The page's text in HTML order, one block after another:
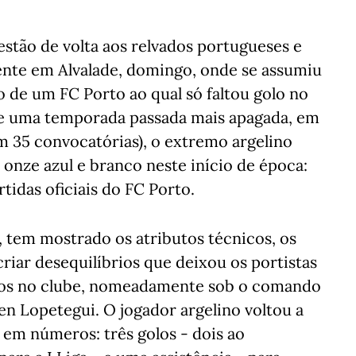
de volta aos relvados portugueses e
em Alvalade, domingo, onde se assumiu
um FC Porto ao qual só faltou golo no
temporada passada mais apagada, em
35 convocatórias), o extremo argelino
azul e branco neste início de época:
oficiais do FC Porto.
mostrado os atributos técnicos, os
desequilíbrios que deixou os portistas
no clube, nomeadamente sob o comando
Lopetegui. O jogador argelino voltou a
números: três golos - dois ao